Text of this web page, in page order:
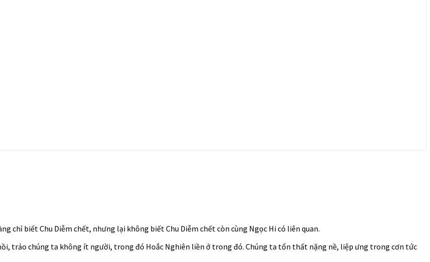
chỉ biết Chu Diễm chết, nhưng lại không biết Chu Diễm chết còn cùng Ngọc Hi có liên quan.
trảo chúng ta không ít người, trong đó Hoắc Nghiên liền ở trong đó. Chúng ta tổn thất nặng nề, liệp ưng trong cơn tức